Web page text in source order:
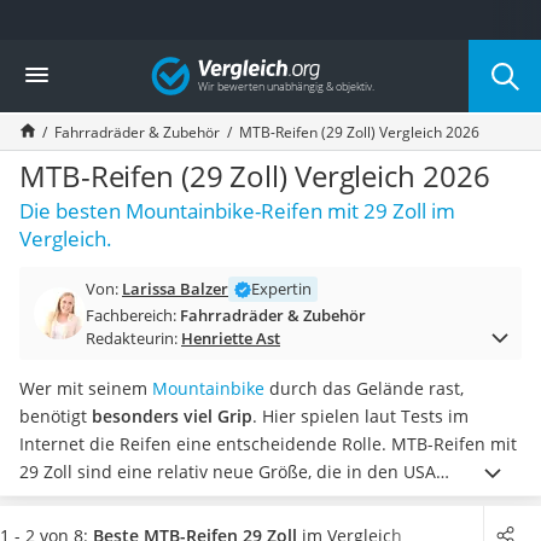
Die beliebtesten Vergleiche nach Kategorie
Freizeit & Sport
Gartentrampolin
Trampolin
Metalldetektor
Eufab-Fahrradträger
Trampolin 366 cm
Fahrradschloss
Futterboot
Air Bike
Trekkingschuhe Herren
Reisetasche mit Rollen
Klimmzugstation
Koffer
Nachtsichtgerät
Faltschloss
Vergleich
Fahrradräder & Zubehör MTB-Reifen (29 Zoll) Vergleich 2026
MTB-Reifen (29 Zoll) Vergleich 2026
Die besten Mountainbike-Reifen mit 29 Zoll im
Vergleich.
Von: Larissa Balzer
Expertin
Fachbereich: Fahrradräder & Zubehör
Redakteurin: Henriette Ast
Wer mit seinem Mountainbike durch das Gelände rast,
benötigt besonders viel Grip. Hier spielen laut Tests im
Internet die Reifen eine entscheidende Rolle. MTB-Reifen mit
29 Zoll sind eine relativ neue Größe, die in den USA
eingeführt wurde. Sie entsprechen vomInnendurchmesser
aber den hierzulande üblichen 28-Zoll-Reifen.
Nutzen Sie das
1 - 2 von 8: Beste MTB-Reifen 29 Zoll im Vergleich